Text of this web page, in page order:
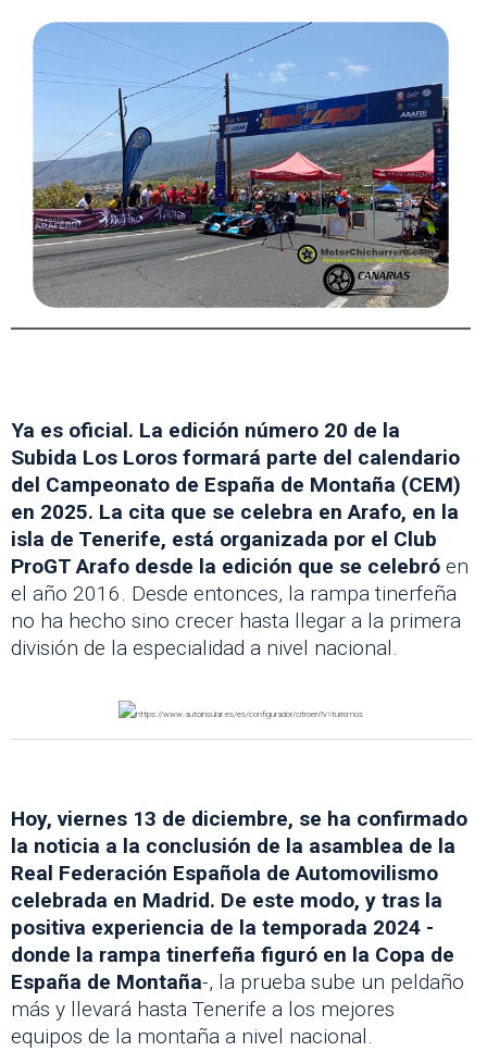
Ya es oficial. La edición número 20 de la
Subida Los Loros formará parte del calendario
del Campeonato de España de Montaña (CEM)
en 2025. La cita que se celebra en Arafo, en la
isla de Tenerife, está organizada por el Club
ProGT Arafo desde la edición que se celebró en
el año 2016. Desde entonces, la rampa tinerfeña
no ha hecho sino crecer hasta llegar a la primera
división de la especialidad a nivel nacional.
Hoy, viernes 13 de diciembre, se ha confirmado
la noticia a la conclusión de la asamblea de la
Real Federación Española de Automovilismo
celebrada en Madrid. De este modo, y tras la
positiva experiencia de la temporada 2024 -
donde la rampa tinerfeña figuró en la Copa de
España de Montaña-, la prueba sube un peldaño
más y llevará hasta Tenerife a los mejores
equipos de la montaña a nivel nacional.